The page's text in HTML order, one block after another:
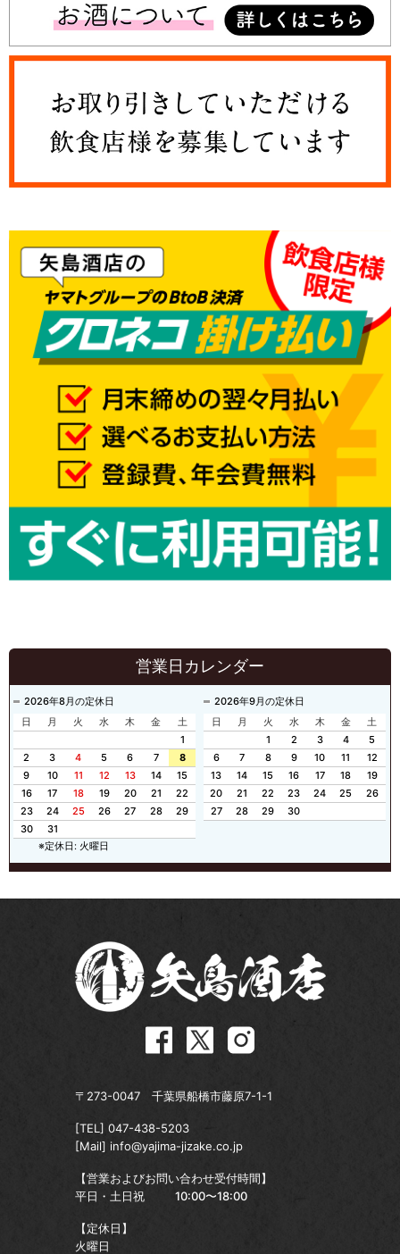
営業日カレンダー
2026年8月の定休日
日
月 火 水 木 金
土
1
2
3 4 5 6 7
8
9
10 11 12 13 14
15
16
17 18 19 20 21
22
23
24 25 26 27 28
29
30
31
2026年9月の定休日
日
月 火 水 木 金
土
1
2 3 4
5
6
7 8 9 10 11
12
13
14 15 16 17 18
19
20
21 22 23 24 25
26
27
28 29 30
※定休日: 火曜日
〒273-0047 千葉県船橋市藤原7-1-1
[TEL] 047-438-5203
[Mail] info@yajima-jizake.co.jp
【営業およびお問い合わせ受付時間】
平日・土日祝
10:00〜18:00
【定休日】
火曜日